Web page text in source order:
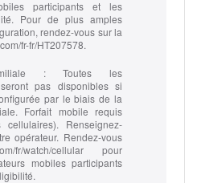
participants et les
Pour de plus amples
rendez-vous sur la
fr-fr/HT207578.
:Toutes les
pas disponibles si
par le biais de la
Forfait mobile requis
Renseignez-
opérateur. Rendez‑vous
fr/watch/cellular pour
mobiles participants